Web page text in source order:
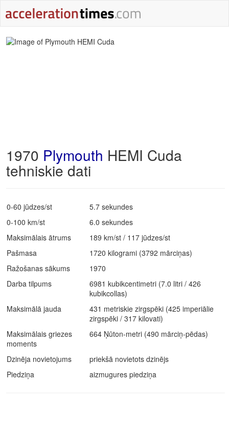
1970 Plymouth HEMI Cuda
tehniskie dati
0-60 jūdzes/st
5.7 sekundes
0-100 km/st
6.0 sekundes
Maksimālais ātrums
189 km/st / 117 jūdzes/st
Pašmasa
1720 kilogrami (3792 mārciņas)
Ražošanas sākums
1970
Darba tilpums
6981 kubikcentimetri (7.0 litri / 426
kubikcollas)
Maksimālā jauda
431 metriskie zirgspēki (425 imperiālie
zirgspēki / 317 kilovati)
Maksimālais griezes
moments
664 Ņūton-metri (490 mārciņ-pēdas)
Dzinēja novietojums
priekšā novietots dzinējs
Piedziņa
aizmugures piedziņa